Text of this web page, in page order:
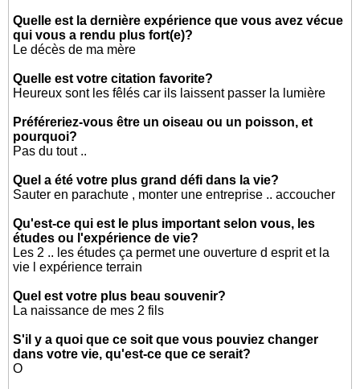
Quelle est la dernière expérience que vous avez vécue
qui vous a rendu plus fort(e)?
Le décès de ma mère
Quelle est votre citation favorite?
Heureux sont les fêlés car ils laissent passer la lumière
Préféreriez-vous être un oiseau ou un poisson, et
pourquoi?
Pas du tout ..
Quel a été votre plus grand défi dans la vie?
Sauter en parachute , monter une entreprise .. accoucher
Qu'est-ce qui est le plus important selon vous, les
études ou l'expérience de vie?
Les 2 .. les études ça permet une ouverture d esprit et la
vie l expérience terrain
Quel est votre plus beau souvenir?
La naissance de mes 2 fils
S'il y a quoi que ce soit que vous pouviez changer
dans votre vie, qu'est-ce que ce serait?
O